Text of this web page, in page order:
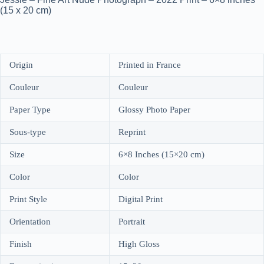
(15 x 20 cm)
Origin Printed in France
Couleur Couleur
Paper Type Glossy Photo Paper
Sous-type Reprint
Size 6×8 Inches (15×20 cm)
Color Color
Print Style Digital Print
Orientation Portrait
Finish High Gloss